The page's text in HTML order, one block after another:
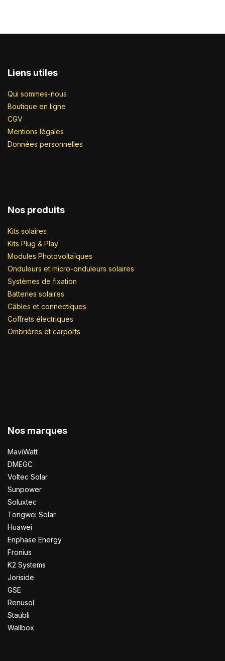
Liens utiles
Qui sommes-nous
Boutique en ligne
CGV
Mentions légales
Données personnelles
Nos produits
Kits solaires
Kits Plug & Play
Modules Photovoltaïques
Onduleurs et micro-onduleurs solaires
Systèmes de fixation
Batteries solaires
Câbles et connectiques
Coffrets électriques
Ombrières et carports
Nos marques
MaviWatt
DMEGC
Voltec Solar
Sunpower
Soluxtec
Tongwei Solar
Huawei
Enphase Energy
Fronius
K2 Systems
Joriside
GSE
Renusol
Staubli
Wallbox